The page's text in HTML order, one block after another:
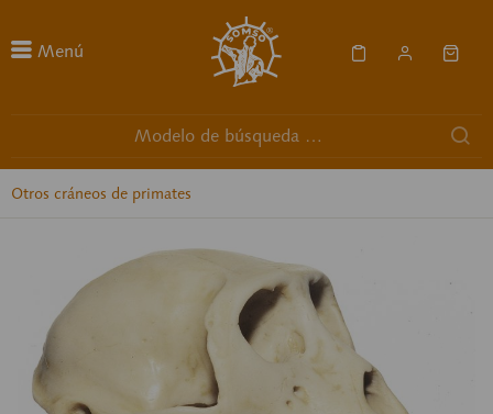
Menú
Otros cráneos de primates